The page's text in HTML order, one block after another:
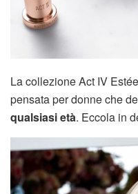
La collezione Act IV
pensata per donne che
qualsiasi età. Eccola in